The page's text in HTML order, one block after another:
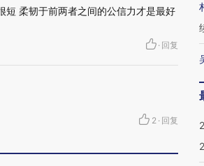
短 柔韧于前两者之间的公信力才是最好
· 回复
2 · 回复